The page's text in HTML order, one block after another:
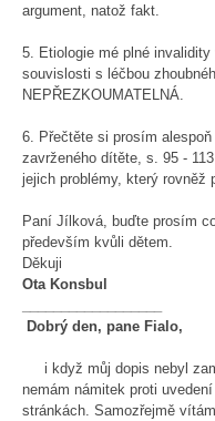
argument, natož fakt.
5. Etiologie mé plné
souvislosti s léčbou
NEPŘEZKOUMATELNÁ.
6. Přečtěte si prosím
zavrženého dítěte, s. 95 -
jejich problémy, který rovněž
Paní Jílková, buďte prosím
především kvůli dětem.
Děkuji
Ota Konsbul
Dobrý den, pane Fialo,
i když můj dopis nebyl
nemám námitek proti
stránkách. Samozřejmě